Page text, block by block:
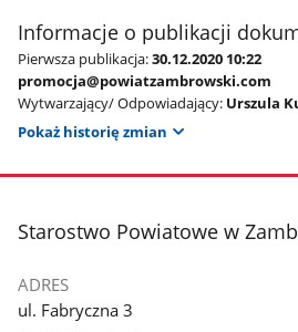
Informacje o publikacji
Pierwsza publikacja:30.12.2020 10:22
promocja@powiatzambrowski.com
Wytwarzający/ Odpowiadający: Urszula
Pokaż historię zmian
stopka
Starostwo Powiatowe w
ADRES
ul. Fabryczna 3